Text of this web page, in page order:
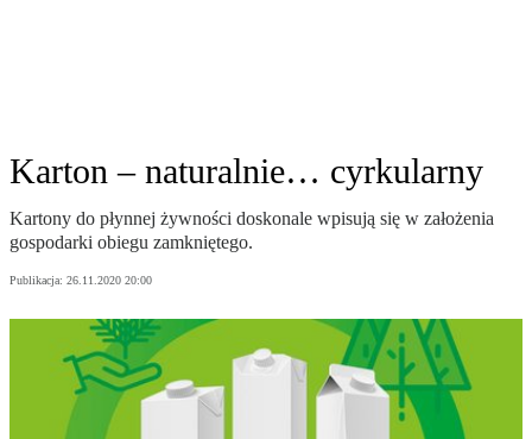
Karton – naturalnie… cyrkularny
Kartony do płynnej żywności doskonale wpisują się w założenia
gospodarki obiegu zamkniętego.
Publikacja: 26.11.2020 20:00